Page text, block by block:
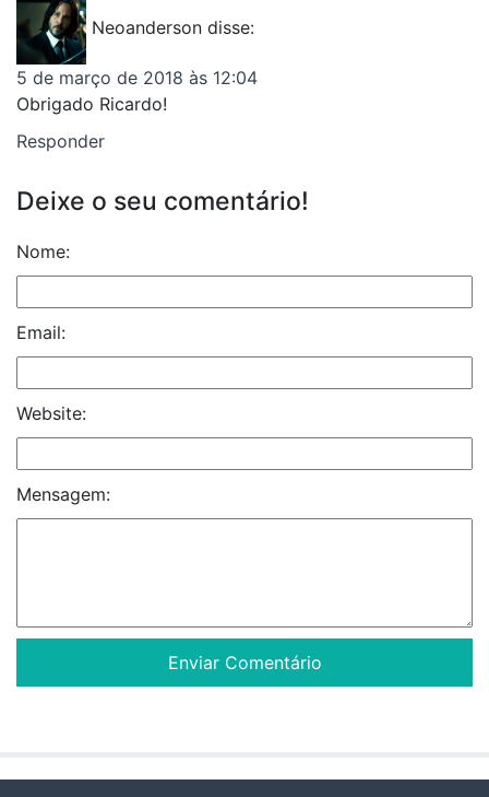
Neoanderson disse:
5 de março de 2018 às 12:04
Obrigado Ricardo!
Responder
Deixe o seu comentário!
Nome:
Email:
Website:
Mensagem: